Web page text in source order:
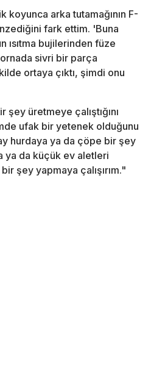
koyunca arka tutamağının F-
fark ettim. 'Buna
ısıtma bujilerinden füze
sivri bir parça
ortaya çıktı, şimdi onu
üretmeye çalıştığını
ufak bir yetenek olduğunu
hurdaya ya da çöpe bir şey
ya da küçük ev aletleri
şey yapmaya çalışırım."